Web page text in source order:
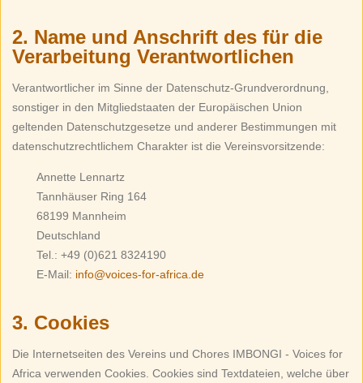
2. Name und Anschrift des für die
Verarbeitung Verantwortlichen
Verantwortlicher im Sinne der Datenschutz-Grundverordnung,
sonstiger in den Mitgliedstaaten der Europäischen Union
geltenden Datenschutzgesetze und anderer Bestimmungen mit
datenschutzrechtlichem Charakter ist die Vereinsvorsitzende:
Annette Lennartz
Tannhäuser Ring 164
68199 Mannheim
Deutschland
Tel.: +49 (0)621 8324190
E-Mail: info@voices-for-africa.de
3. Cookies
Die Internetseiten des Vereins und Chores IMBONGI - Voices for
Africa verwenden Cookies. Cookies sind Textdateien, welche über